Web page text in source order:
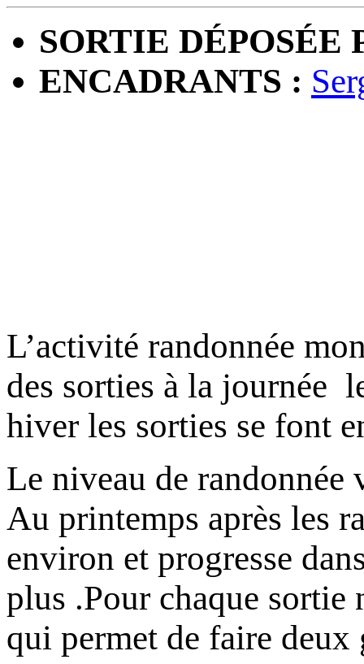
SORTIE DÉPOSÉE
ENCADRANTS :
L’activité randonnée
des sorties à la journée
hiver les sorties se font
Le niveau de randonnée
Au printemps après les
environ et progresse
plus .Pour chaque sortie
qui permet de faire